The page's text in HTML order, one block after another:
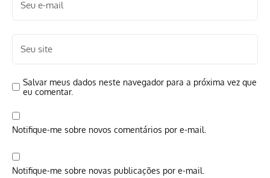
Salvar meus dados neste navegador para a próxima vez que
eu comentar.
Notifique-me sobre novos comentários por e-mail.
Notifique-me sobre novas publicações por e-mail.